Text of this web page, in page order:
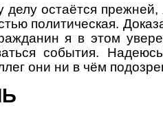
делу остаётся прежней,
политическая.
я в этом
события.
они ни в чём